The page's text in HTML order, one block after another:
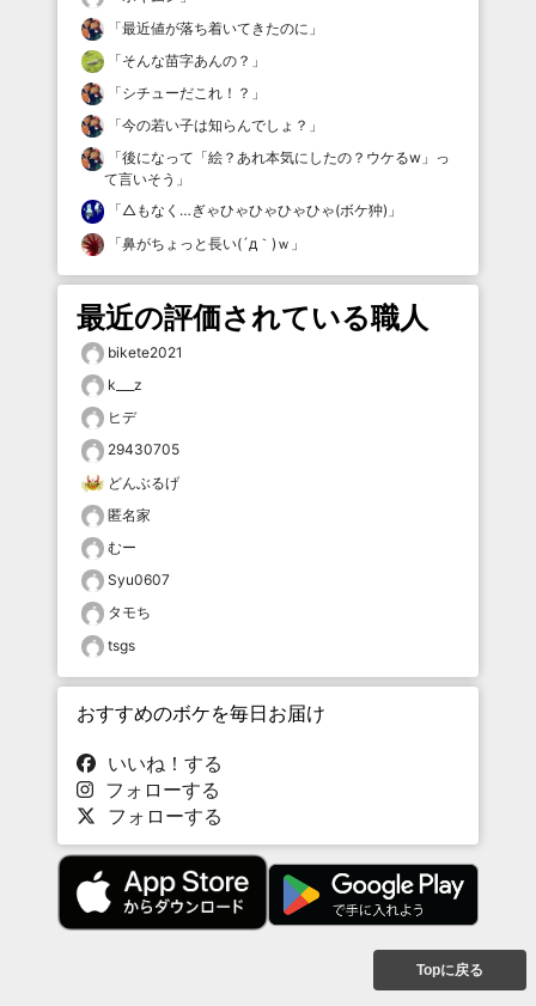
「最近値が落ち着いてきたのに 」
「そんな苗字あんの？ 」
「シチューだこれ！？ 」
「今の若い子は知らんでしょ？ 」
「後になって「絵？あれ本気にしたの？ウケるw」っ
て言いそう 」
「△もなく…ぎゃひゃひゃひゃひゃ(ボケ狆) 」
「鼻がちょっと長い(´д｀)ｗ 」
最近の評価されている職人
bikete2021
k___z
ヒデ
29430705
どんぶるげ
匿名家
むー
Syu0607
タモち
tsgs
おすすめのボケを毎日お届け
いいね！する
フォローする
フォローする
Topに戻る